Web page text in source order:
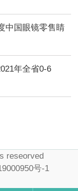
中国眼镜零售睛
年全省0-6
reseorved
号-1